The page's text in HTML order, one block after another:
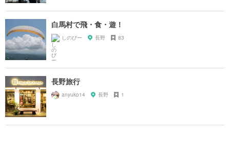
白馬村で飛・食・遊！
しのびー 長野 83
長野旅行
anyuko14 長野 1